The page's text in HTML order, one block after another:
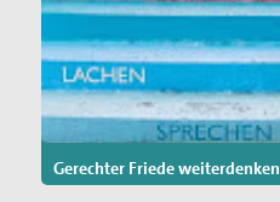
Gerechter Friede weiterdenken